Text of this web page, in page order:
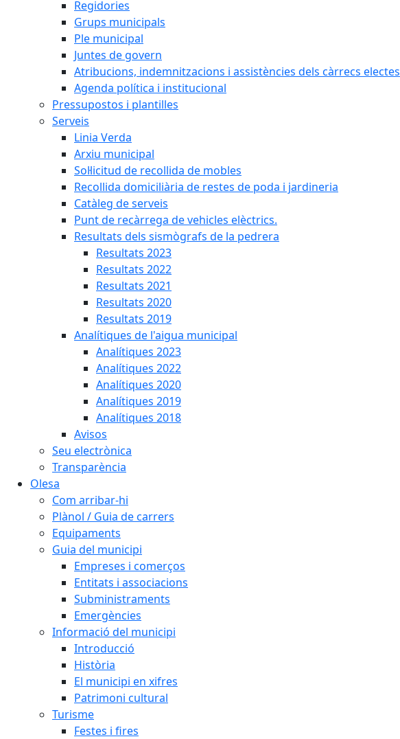
Regidories
Grups municipals
Ple municipal
Juntes de govern
Atribucions, indemnitzacions i assistències dels càrrecs electes
Agenda política i institucional
Pressupostos i plantilles
Serveis
Linia Verda
Arxiu municipal
Sol·licitud de recollida de mobles
Recollida domiciliària de restes de poda i jardineria
Catàleg de serveis
Punt de recàrrega de vehicles elèctrics.
Resultats dels sismògrafs de la pedrera
Resultats 2023
Resultats 2022
Resultats 2021
Resultats 2020
Resultats 2019
Analítiques de l'aigua municipal
Analítiques 2023
Analítiques 2022
Analítiques 2020
Analítiques 2019
Analítiques 2018
Avisos
Seu electrònica
Transparència
Olesa
Com arribar-hi
Plànol / Guia de carrers
Equipaments
Guia del municipi
Empreses i comerços
Entitats i associacions
Subministraments
Emergències
Informació del municipi
Introducció
Història
El municipi en xifres
Patrimoni cultural
Turisme
Festes i fires